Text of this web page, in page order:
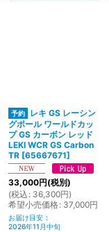
レキ GS レーシン
グポール ワールドカッ
プ GS カーボン レッド
LEKI WCR GS Carbon
TR [65667671]
33,000円(税別)
(税込 : 36,300円)
希望小売価格: 37,000円
お届け目安 :
2026年11月中旬